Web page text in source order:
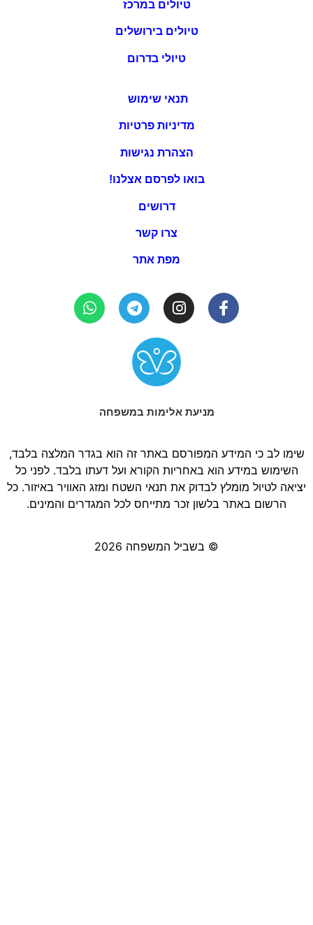
טיולים במרכז
טיולים בירושלים
טיולי בדרום
תנאי שימוש
מדיניות פרטיות
הצהרת נגישות
בואו לפרסם אצלנו!
דרושים
צרו קשר
מפת אתר
מניעת אלימות במשפחה
שימו לב כי המידע המפורסם באתר זה הוא בגדר המלצה בלבד,
השימוש במידע הוא באחריות הקורא ועל דעתו בלבד. לפני כל
יציאה לטיול מומלץ לבדוק את תנאי השטח ומזג האוויר באיזור. כל
הרשום באתר בלשון זכר מתייחס לכל המגדרים והמינים.
© בשביל המשפחה 2026